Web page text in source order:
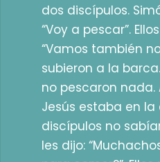
dos discípulos.
“Voy a pescar”.
“Vamos también
subieron a la
no pescaron nada.
Jesús estaba en la
discípulos no
les dijo: